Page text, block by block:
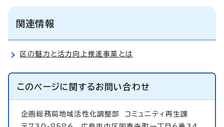
関連情報
区の魅力と活力向上推進事業とは
このページに関するお問い合わせ
企画総務局地域活性化調整部 コミュニティ再生課